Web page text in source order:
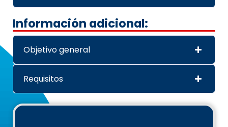
Información adicional:
Objetivo general
Requisitos